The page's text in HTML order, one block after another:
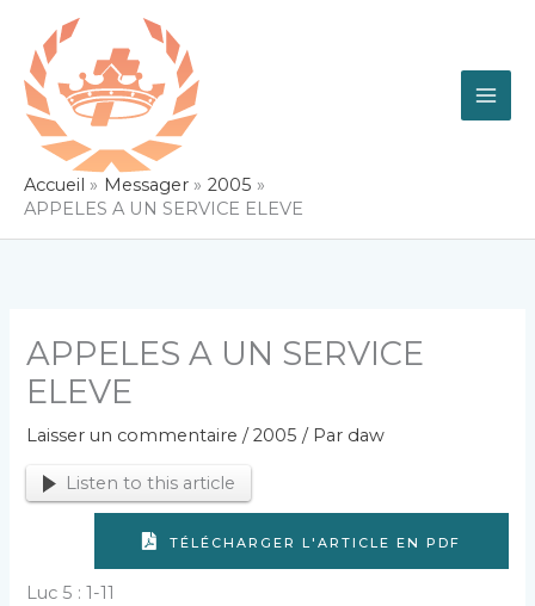
contenu
Accueil Messager
2005
APPELES A UN SERVICE ELEVE
APPELES A UN SERVICE
ELEVE
Laisser un commentaire /2005 / Par daw
Listen to this article
TÉLÉCHARGER L'ARTICLE EN PDF
Luc 5 : 1-11